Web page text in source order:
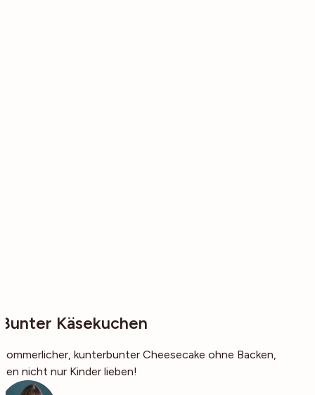
Bunter Käsekuchen
Sommerlicher, kunterbunter Cheesecake ohne Backen,
den nicht nur Kinder lieben!